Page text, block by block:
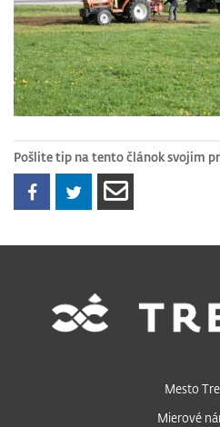
Pošlite tip na tento článok svojim
Mesto
Mierové